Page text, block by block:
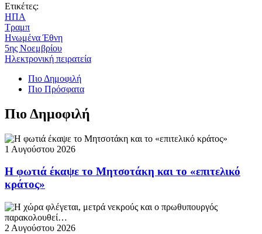
Ετικέτες:
ΗΠΑ
Τραμπ
Ηνωμένα Έθνη
5ης Νοεμβρίου
Ηλεκτρονική πειρατεία
Πιο Δημοφιλή
Πιο Πρόσφατα
Πιο Δημοφιλή
1 Αυγούστου 2026
Η φωτιά έκαψε το Μητσοτάκη και το «επιτελικό
κράτος»
2 Αυγούστου 2026